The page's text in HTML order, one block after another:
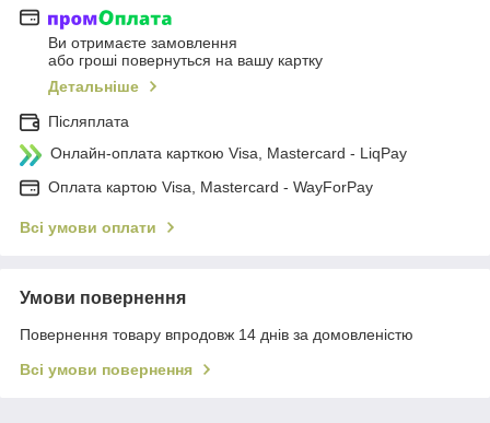
Ви отримаєте замовлення
або гроші повернуться на вашу картку
Детальніше
Післяплата
Онлайн-оплата карткою Visa, Mastercard - LiqPay
Оплата картою Visa, Mastercard - WayForPay
Всі умови оплати
Умови повернення
Повернення товару впродовж 14 днів за домовленістю
Всі умови повернення